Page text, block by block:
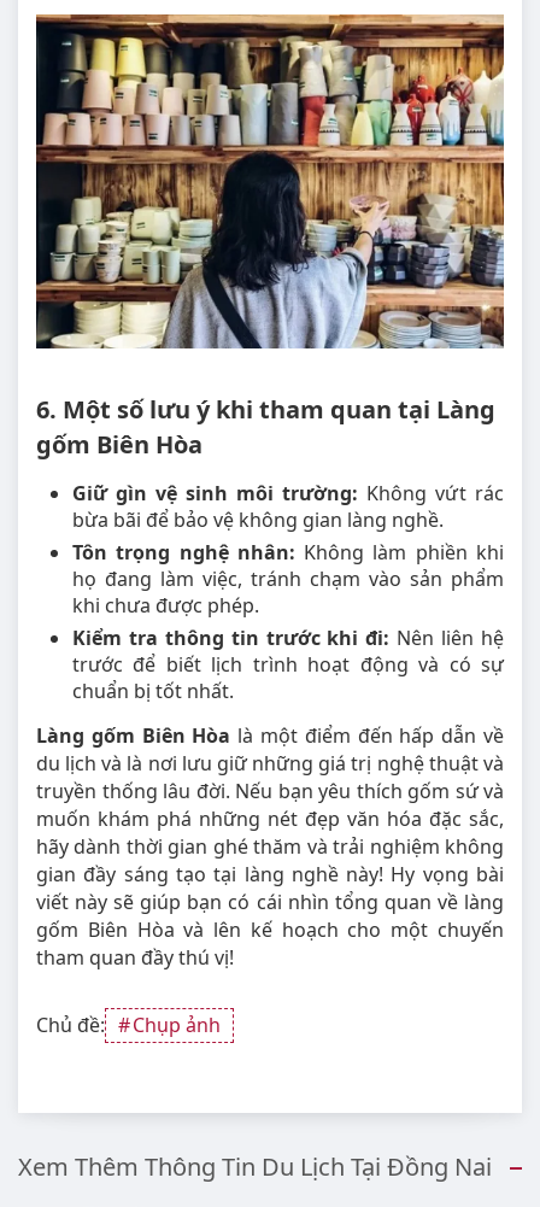
6. Một số lưu ý khi tham quan tại Làng
gốm Biên Hòa
Giữ gìn vệ sinh môi trường: Không vứt rác
bừa bãi để bảo vệ không gian làng nghề.
Tôn trọng nghệ nhân: Không làm phiền khi
họ đang làm việc, tránh chạm vào sản phẩm
khi chưa được phép.
Kiểm tra thông tin trước khi đi: Nên liên hệ
trước để biết lịch trình hoạt động và có sự
chuẩn bị tốt nhất.
Làng gốm Biên Hòa là một điểm đến hấp dẫn về
du lịch và là nơi lưu giữ những giá trị nghệ thuật và
truyền thống lâu đời. Nếu bạn yêu thích gốm sứ và
muốn khám phá những nét đẹp văn hóa đặc sắc,
hãy dành thời gian ghé thăm và trải nghiệm không
gian đầy sáng tạo tại làng nghề này! Hy vọng bài
viết này sẽ giúp bạn có cái nhìn tổng quan về làng
gốm Biên Hòa và lên kế hoạch cho một chuyến
tham quan đầy thú vị!
Chủ đề: Chụp ảnh
Xem Thêm Thông Tin Du Lịch Tại Đồng Nai